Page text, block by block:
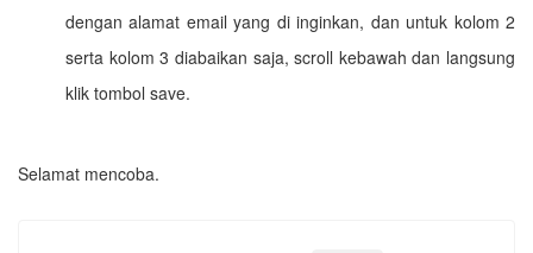
dengan alamat email yang di inginkan, dan untuk kolom 2
serta kolom 3 diabaikan saja, scroll kebawah dan langsung
klik tombol save.
Selamat mencoba.